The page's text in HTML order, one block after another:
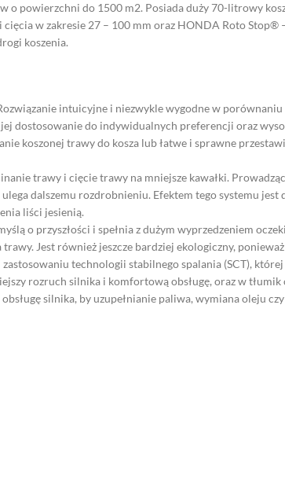
o powierzchni do 1500 m2. Posiada duży 70-litrowy
w zakresie 27 – 100 mm oraz HONDA Roto Stop®
koszenia.
intuicyjne i niezwykle wygodne w
dostosowanie do indywidualnych preferencji oraz
koszonej trawy do kosza lub łatwe i sprawne
trawy i cięcie trawy na mniejsze kawałki.
dalszemu rozdrobnieniu. Efektem tego systemu jest
liści jesienią.
o przyszłości i spełnia z dużym wyprzedzeniem
Jest również jeszcze bardziej ekologiczny, ponieważ
technologii stabilnego spalania (SCT),
rozruch silnika i komfortową obsługę, oraz w
silnika, by uzupełnianie paliwa, wymiana oleju